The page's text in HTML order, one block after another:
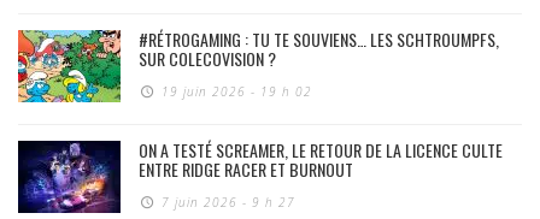
#RÉTROGAMING : TU TE SOUVIENS… LES SCHTROUMPFS,
SUR COLECOVISION ?
19 juin 2026 - 19 h 02
ON A TESTÉ SCREAMER, LE RETOUR DE LA LICENCE CULTE
ENTRE RIDGE RACER ET BURNOUT
7 juin 2026 - 9 h 27